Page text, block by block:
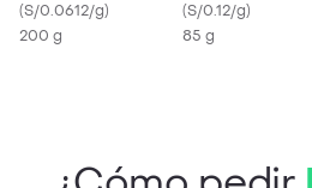
Reich An Kaninchen
(conejo) 200 Gr
(S/0.0612/g)
200 g
Pollo 85 Gr
(S/0.12/g)
85 g